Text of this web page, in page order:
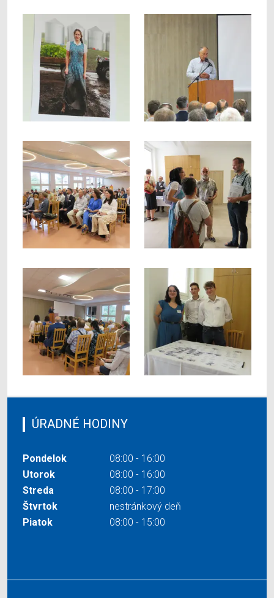
ÚRADNÉ HODINY
Pondelok
08:00 - 16:00
Utorok
08:00 - 16:00
Streda
08:00 - 17:00
Štvrtok
nestránkový deň
Piatok
08:00 - 15:00